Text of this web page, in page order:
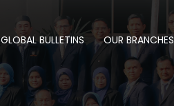
BULLETINS OUR BRANCHES